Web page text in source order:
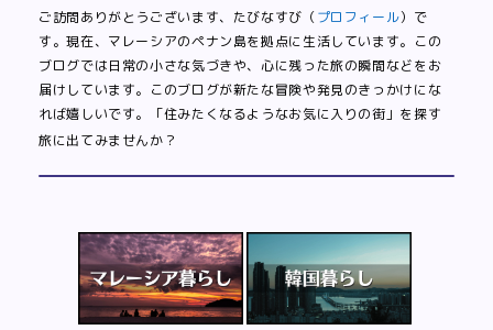
ご訪問ありがとうございます、たびなすび（プロフィール）で
す。現在、マレーシアのペナン島を拠点に生活しています。この
ブログでは日常の小さな気づきや、心に残った旅の瞬間などをお
届けしています。このブログが新たな冒険や発見のきっかけにな
れば嬉しいです。「住みたくなるようなお気に入りの街」を探す
旅に出てみませんか？